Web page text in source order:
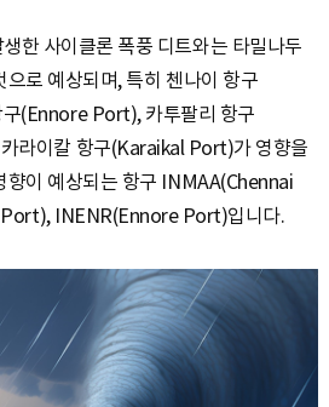
한 사이클론 폭풍 디트와는 타밀나두
로 예상되며, 특히 첸나이 항구
(Ennore Port), 카투팔리 항구
라이칼 항구(Karaikal Port)가 영향을
향이 예상되는 항구 INMAA(Chennai
INENR(Ennore Port)입니다.